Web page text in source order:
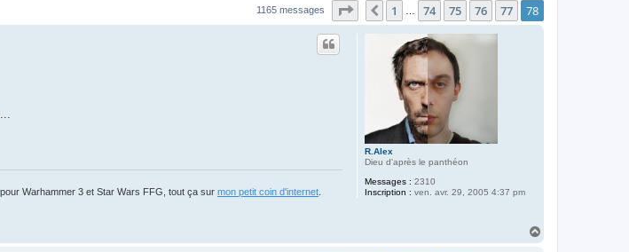
1165 messages Page 78 78
Précédent
1 74 75 76 77 78
R.Alex
Dieu d'après le panthéon
Messages : 2310
Inscription : ven. avr. 29, 2005 4:37 pm
Warhammer 3 et Star Wars FFG, tout ça sur mon petit coin d'internet